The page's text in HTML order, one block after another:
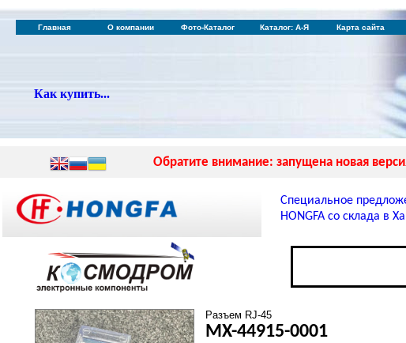
Главная О компании Фото-Каталог Каталог: А-Я Карта сайта
Как купить...
Обратите внимание: запущена новая
Специальное
HONGFA со склада в
Разъем RJ-45
MX-44915-0001